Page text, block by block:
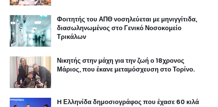
Φοιτητής του ΑΠΘ νοσηλεύεται με μηνιγγίτιδα,
διασωληνωμένος στο Γενικό Νοσοκομείο
Τρικάλων
Νικητής στην μάχη για την ζωή ο 18χρονος
Μάριος, που έκανε μεταμόσχευση στο Τορίνο.
H Ελληνίδα δημοσιογράφος που έχασε 60 κιλά